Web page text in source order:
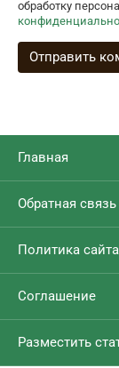
обработку
Главная
Обратная связь
Политика сайта
Соглашение
Разместить